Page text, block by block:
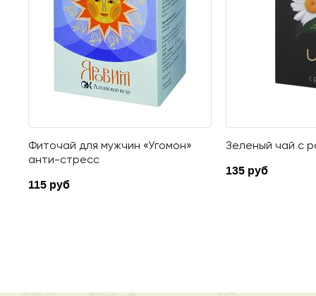
Фиточай для мужчин «Угомон»
анти-стресс
115 руб
Зеленый чай с
135 руб